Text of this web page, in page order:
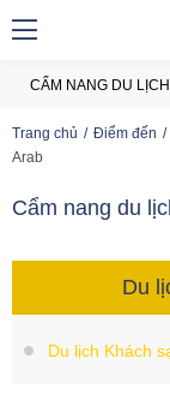
CẨM NANG DU LỊCH
Trang chủ Điểm đến
Arab
Cẩm nang du
Du
Du lịch Khách